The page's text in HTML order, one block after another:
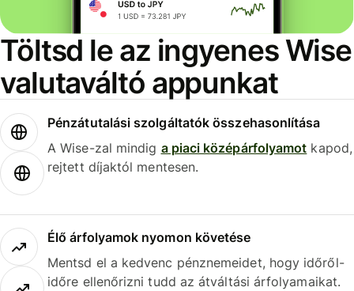
Töltsd le az ingyenes Wise
valutaváltó appunkat
Pénzátutalási szolgáltatók összehasonlítása
A Wise-zal mindig a piaci középárfolyamot kapod,
rejtett díjaktól mentesen.
Élő árfolyamok nyomon követése
Mentsd el a kedvenc pénznemeidet, hogy időről-
időre ellenőrizni tudd az átváltási árfolyamaikat.